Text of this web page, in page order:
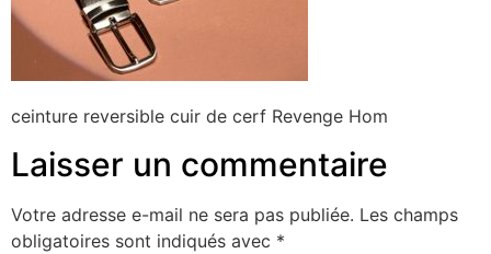
ceinture reversible cuir de cerf Revenge Hom
Laisser un commentaire
Votre adresse e-mail ne sera pas publiée. Les champs
obligatoires sont indiqués avec *